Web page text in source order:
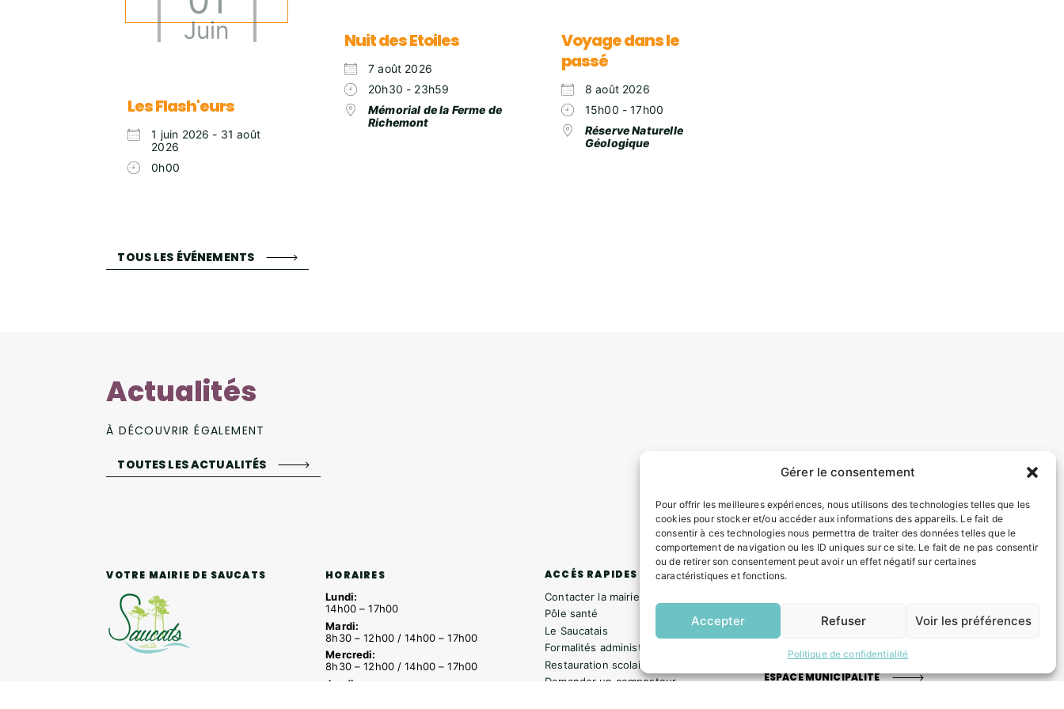
Gérer le consentement
Pour offrir les meilleures expériences, nous utilisons des technologies telles que les
cookies pour stocker et/ou accéder aux informations des appareils. Le fait de
consentir à ces technologies nous permettra de traiter des données telles que le
comportement de navigation ou les ID uniques sur ce site. Le fait de ne pas consentir
ou de retirer son consentement peut avoir un effet négatif sur certaines
caractéristiques et fonctions.
Accepter Refuser Voir les préférences
Politique de confidentialité
Juin
Les Flash'eurs
1 juin 2026 - 31 août
2026
0h00
Nuit des Etoiles
7 août 2026
20h30 - 23h59
Mémorial de la Ferme de
Richemont
Voyage dans le
passé
8 août 2026
15h00 - 17h00
Réserve Naturelle
Géologique
TOUS LES ÉVÉNEMENTS
Actualités
À DÉCOUVRIR ÉGALEMENT
TOUTES LES ACTUALITÉS
VOTRE MAIRIE DE SAUCATS HORAIRES
Lundi:
14h00 – 17h00
Mardi:
8h30 – 12h00 / 14h00 – 17h00
Mercredi:
8h30 – 12h00 / 14h00 – 17h00
Jeudi:
ACCÉS RAPIDES
Contacter la mairie
Pôle santé
Le Saucatais
Formalités administratives
Restauration scolaire
Demander un composteur
INFORMATIONS LÉGALES
Politique de confidentialité
ESPACE MUNICIPALITÉ